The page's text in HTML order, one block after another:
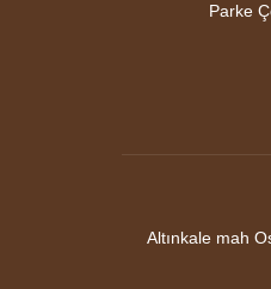
Parke
Altınkale mah